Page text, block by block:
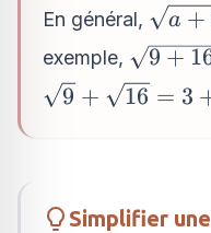
En général, a +
exemple,
9 +
9 + 16 = 3
Simplifier